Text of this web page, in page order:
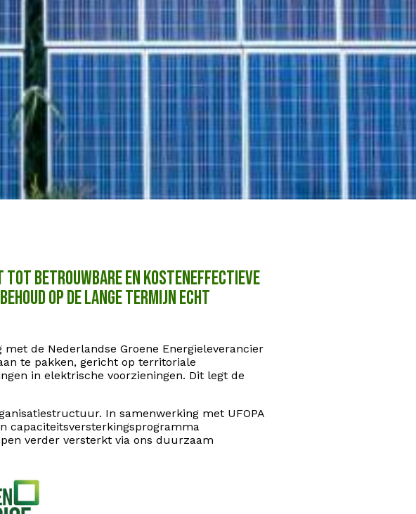
tot betrouwbare en kosteneffectieve
op de lange termijn echt
de Nederlandse Groene Energieleverancier
te pakken, gericht op territoriale
in elektrische voorzieningen. Dit legt de
In samenwerking met UFOPA
capaciteitsversterkingsprogramma
verder versterkt via ons duurzaam